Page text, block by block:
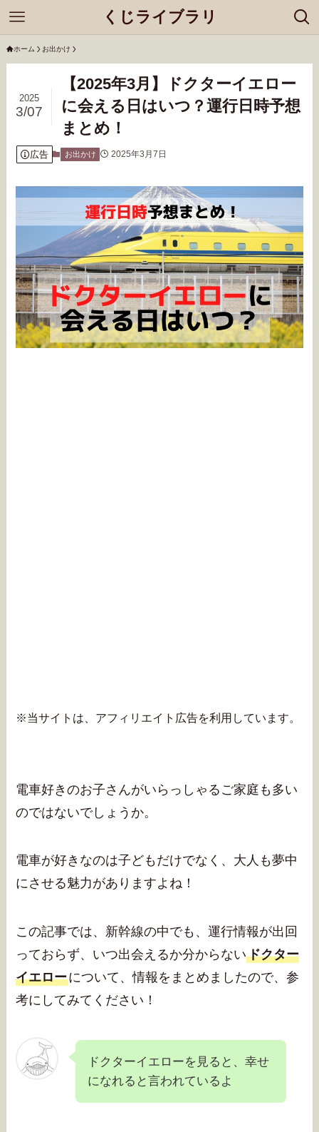
くじライブラリ
ホーム お出かけ
【2025年3月】ドクターイエロー
に会える日はいつ？運行日時予想
まとめ！
2025
3/07
広告 お出かけ 2025年3月7日
※当サイトは、アフィリエイト広告を利用しています。
電車好きのお子さんがいらっしゃるご家庭も多い
のではないでしょうか。
電車が好きなのは子どもだけでなく、大人も夢中
にさせる魅力がありますよね！
この記事では、新幹線の中でも、運行情報が出回
っておらず、いつ出会えるか分からないドクター
イエローについて、情報をまとめましたので、参
考にしてみてください！
ドクターイエローを見ると、幸せ
になれると言われているよ